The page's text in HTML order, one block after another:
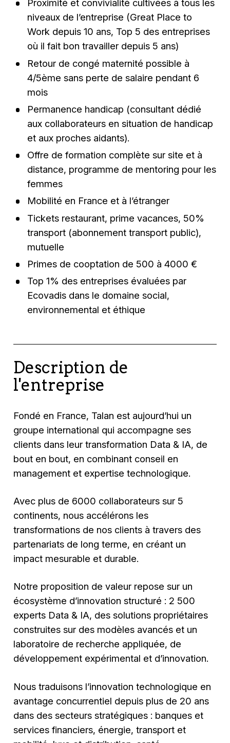
Proximité et convivialité cultivées à tous les
niveaux de l’entreprise (Great Place to
Work depuis 10 ans, Top 5 des entreprises
où il fait bon travailler depuis 5 ans)
Retour de congé maternité possible à
4/5ème sans perte de salaire pendant 6
mois
Permanence handicap (consultant dédié
aux collaborateurs en situation de handicap
et aux proches aidants).
Offre de formation complète sur site et à
distance, programme de mentoring pour les
femmes
Mobilité en France et à l’étranger
Tickets restaurant, prime vacances, 50%
transport (abonnement transport public),
mutuelle
Primes de cooptation de 500 à 4000 €
Top 1% des entreprises évaluées par
Ecovadis dans le domaine social,
environnemental et éthique
Description de
l'entreprise
Fondé en France, Talan est aujourd’hui un
groupe international qui accompagne ses
clients dans leur transformation Data & IA, de
bout en bout, en combinant conseil en
management et expertise technologique.
Avec plus de 6000 collaborateurs sur 5
continents, nous accélérons les
transformations de nos clients à travers des
partenariats de long terme, en créant un
impact mesurable et durable.
Notre proposition de valeur repose sur un
écosystème d’innovation structuré : 2 500
experts Data & IA, des solutions propriétaires
construites sur des modèles avancés et un
laboratoire de recherche appliquée, de
développement expérimental et d’innovation.
Nous traduisons l’innovation technologique en
avantage concurrentiel depuis plus de 20 ans
dans des secteurs stratégiques : banques et
services financiers, énergie, transport et